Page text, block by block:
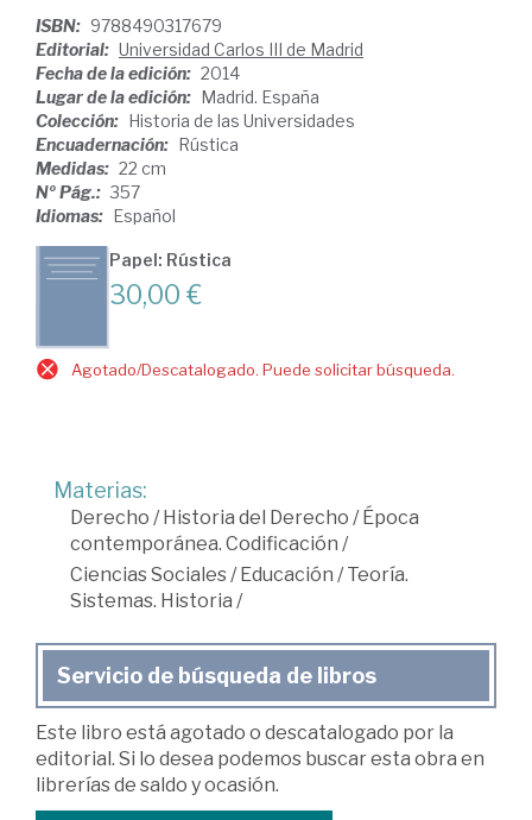
ISBN: 9788490317679
Editorial: Universidad Carlos III de Madrid
Fecha de la edición: 2014
Lugar de la edición: Madrid. España
Colección: Historia de las Universidades
Encuadernación: Rústica
Medidas: 22 cm
Nº Pág.: 357
Idiomas: Español
Papel: Rústica
30,00 €
Agotado/Descatalogado. Puede solicitar búsqueda.
Materias:
Derecho /Historia del Derecho /Época
contemporánea. Codificación /
Ciencias Sociales/Educación /Teoría.
Sistemas. Historia /
Servicio de búsqueda de libros
Este libro está agotado o descatalogado por la
editorial. Si lo desea podemos buscar esta obra en
librerías de saldo y ocasión.